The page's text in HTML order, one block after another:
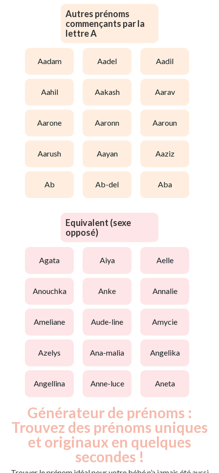
Autres prénoms
commençants par la
lettre A
aadam aadel aadil
aahil aakash aarav
aarone aaronn aaroun
aarush aayan aaziz
ab ab-del aba
Equivalent (sexe
opposé)
agata aiya aelle
anouchka anke annalie
ameliane aude-line amycie
azelys ana-malia angelika
angellina anne-luce aneta
Générateur de prénoms :
Trouvez des prénoms uniques
et originaux en quelques
secondes !